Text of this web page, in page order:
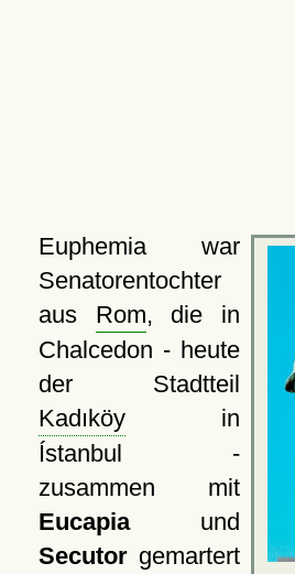
Euphemia war
Senatorentochter
aus Rom, die in
Chalcedon - heute
der Stadtteil
Kadıköyin
Ístanbul -
zusammen mit
Eucapiaund
Secutorgemartert